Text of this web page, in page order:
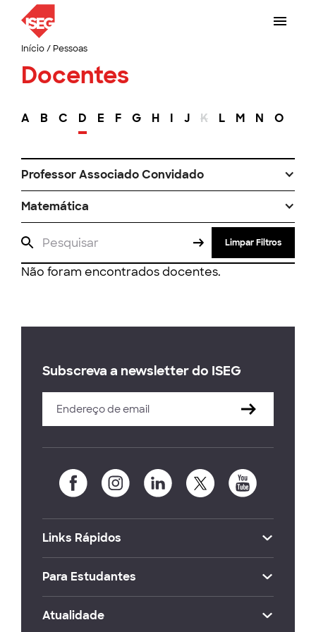
Início/ Pessoas
Docentes
A B C D E F G H I J K L M N O
Professor Associado Convidado
Matemática
Limpar Filtros
Não foram encontrados docentes.
Subscreva a newsletter do ISEG
Links Rápidos
Para Estudantes
Atualidade